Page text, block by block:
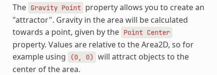
The Gravity Point property allows you to create an
"attractor". Gravity in the area will be calculated
towards a point, given by the Point Center
property. Values are relative to the Area2D, so for
example using
(0, 0)
will attract objects to the
center of the area.